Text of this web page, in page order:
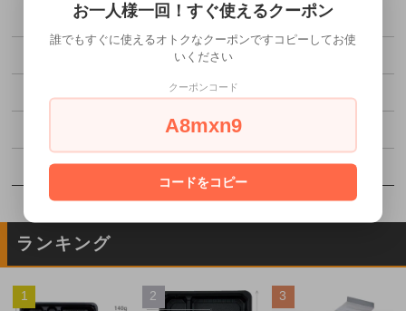
ミネロン化成
福助工業
ランキング
1 2 3
お一人様一回！すぐ使えるクーポン
誰でもすぐに使えるオトクなクーポンですコピーしてお使
いください
クーポンコード
A8mxn9
コードをコピー